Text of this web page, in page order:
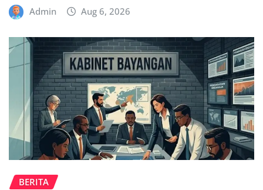
Admin Aug 6, 2026
BERITA